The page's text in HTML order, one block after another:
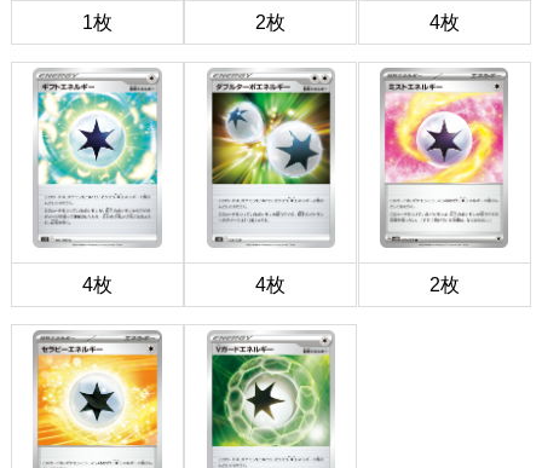
1枚 2枚 4枚
4枚 4枚 2枚